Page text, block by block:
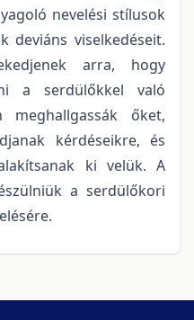
nevelési stílusok
deviáns viselkedéseit.
arra, hogy
a serdülőkkel való
meghallgassák őket,
kérdéseikre, és
ki velük. A
a serdülőkori